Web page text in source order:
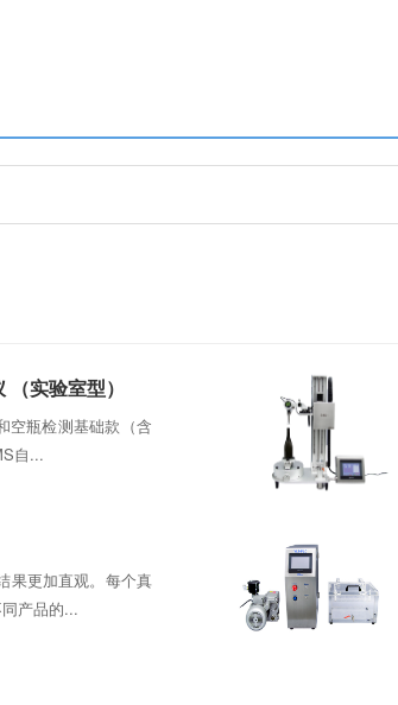
实验室型）
空瓶检测基础款（含
自...
果更加直观。每个真
产品的...